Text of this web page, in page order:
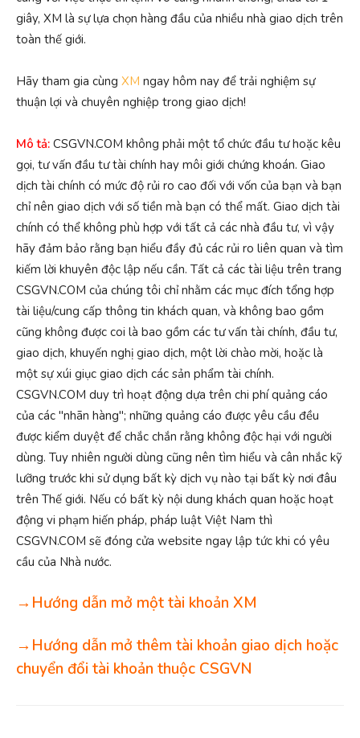
giây, XM là sự lựa chọn hàng đầu của nhiều nhà giao dịch trên
toàn thế giới.
Hãy tham gia cùng XM ngay hôm nay để trải nghiệm sự
thuận lợi và chuyên nghiệp trong giao dịch!
Mô tả: CSGVN.COM không phải một tổ chức đầu tư hoặc kêu
gọi, tư vấn đầu tư tài chính hay môi giới chứng khoán. Giao
dịch tài chính có mức độ rủi ro cao đối với vốn của bạn và bạn
chỉ nên giao dịch với số tiền mà bạn có thể mất. Giao dịch tài
chính có thể không phù hợp với tất cả các nhà đầu tư, vì vậy
hãy đảm bảo rằng bạn hiểu đầy đủ các rủi ro liên quan và tìm
kiếm lời khuyên độc lập nếu cần. Tất cả các tài liệu trên trang
CSGVN.COM của chúng tôi chỉ nhằm các mục đích tổng hợp
tài liệu/cung cấp thông tin khách quan, và không bao gồm
cũng không được coi là bao gồm các tư vấn tài chính, đầu tư,
giao dịch, khuyến nghị giao dịch, một lời chào mời, hoặc là
một sự xúi giục giao dịch các sản phẩm tài chính.
CSGVN.COM duy trì hoạt động dựa trên chi phí quảng cáo
của các "nhãn hàng"; những quảng cáo được yêu cầu đều
được kiểm duyệt để chắc chắn rằng không độc hại với người
dùng. Tuy nhiên người dùng cũng nên tìm hiểu và cân nhắc kỹ
lưỡng trước khi sử dụng bất kỳ dịch vụ nào tại bất kỳ nơi đâu
trên Thế giới. Nếu có bất kỳ nội dung khách quan hoặc hoạt
động vi phạm hiến pháp, pháp luật Việt Nam thì
CSGVN.COM sẽ đóng cửa website ngay lập tức khi có yêu
cầu của Nhà nước.
→Hướng dẫn mở một tài khoản XM
→Hướng dẫn mở thêm tài khoản giao dịch hoặc
chuyển đổi tài khoản thuộc CSGVN